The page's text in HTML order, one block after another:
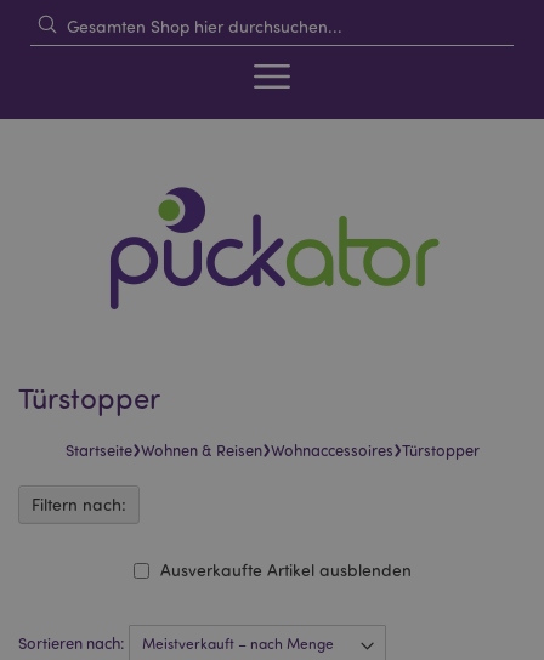
Türstopper
Startseite›Wohnen & Reisen›Wohnaccessoires›Türstopper
Sortieren nach:
Ausverkaufte Artikel ausblenden
Filtern nach: